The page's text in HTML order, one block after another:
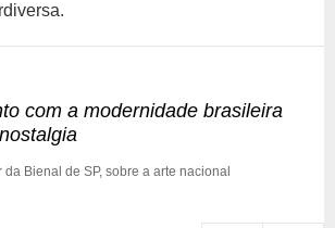
com a modernidade brasileira
da Bienal de SP, sobre a arte nacional